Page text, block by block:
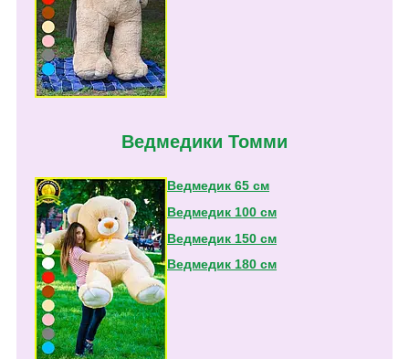
Ведмедики Томми
Ведмедик 65 см
Ведмедик 100 см
Ведмедик 150 см
Ведмедик 180 см